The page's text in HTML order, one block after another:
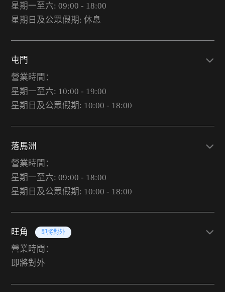
星期一至六: 09:00 - 18:00
星期日及公眾假期: 休息
屯門
營業時間：
星期一至六: 10:00 - 19:00
星期日及公眾假期: 10:00 - 18:00
落馬洲
營業時間：
星期一至六: 09:00 - 18:00
星期日及公眾假期: 10:00 - 18:00
旺角 即將對外
營業時間：
即將對外